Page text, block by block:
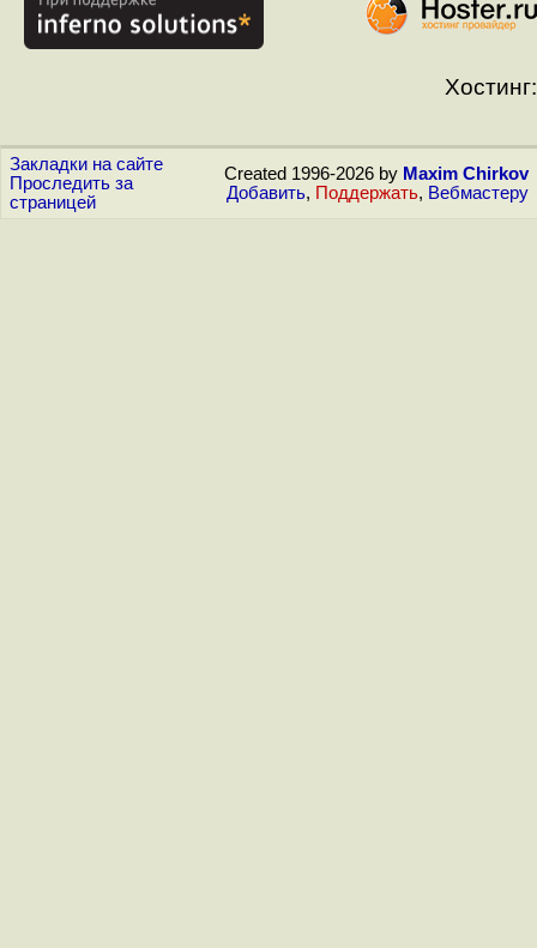
Хостинг:
Закладки на сайте
Проследить за
страницей
Created 1996-2026 by Maxim Chirkov
Добавить, Поддержать, Вебмастеру